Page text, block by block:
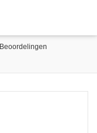
Beoordelingen